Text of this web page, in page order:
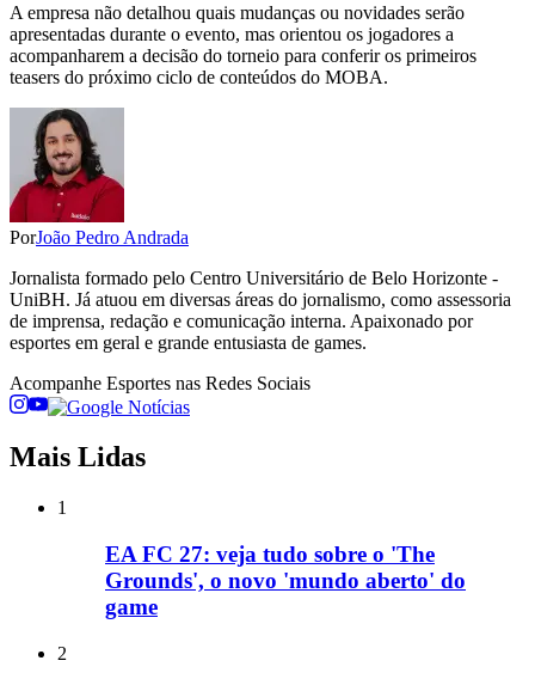
A empresa não detalhou quais mudanças ou novidades serão
apresentadas durante o evento, mas orientou os jogadores a
acompanharem a decisão do torneio para conferir os primeiros
teasers do próximo ciclo de conteúdos do MOBA.
PorJoão Pedro Andrada
Jornalista formado pelo Centro Universitário de Belo Horizonte -
UniBH. Já atuou em diversas áreas do jornalismo, como assessoria
de imprensa, redação e comunicação interna. Apaixonado por
esportes em geral e grande entusiasta de games.
Acompanhe Esportes nas Redes Sociais
Mais Lidas
1
EA FC 27: veja tudo sobre o 'The
Grounds', o novo 'mundo aberto' do
game
2